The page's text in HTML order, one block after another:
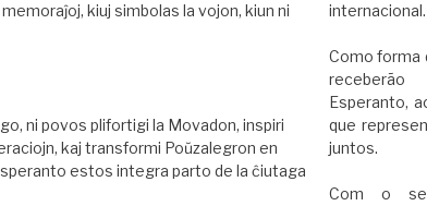
kiuj simbolas la vojon, kiun ni
ni povos plifortigi la Movadon, inspiri
kaj transformi Poŭzalegron en
estos integra parto de la ĉiutaga
internacional.
Como forma
receberão
Esperanto,
que
juntos.
Com o